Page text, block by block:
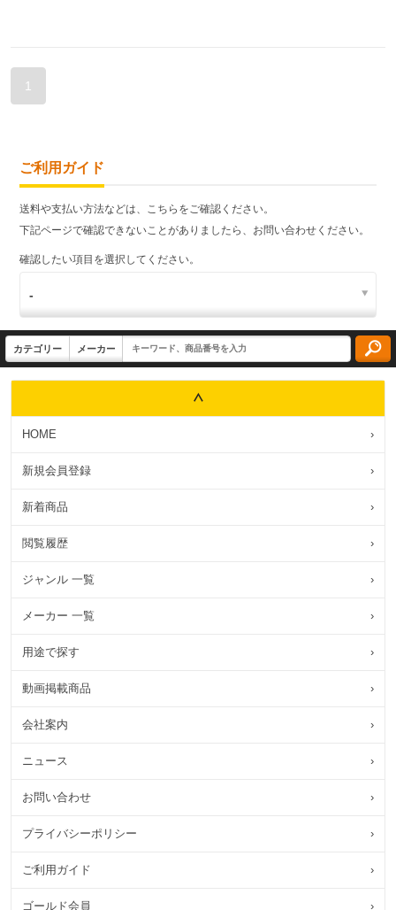
1
ご利用ガイド
送料や支払い方法などは、こちらをご確認ください。
下記ページで確認できないことがありましたら、お問い合わせください。
確認したい項目を選択してください。
HOME ›
新規会員登録 ›
新着商品 ›
閲覧履歴 ›
ジャンル 一覧 ›
メーカー 一覧 ›
用途で探す ›
動画掲載商品 ›
会社案内 ›
ニュース ›
お問い合わせ ›
プライバシーポリシー ›
ご利用ガイド ›
ゴールド会員 ›